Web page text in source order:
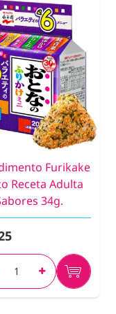
Furikake
Receta Adulta
34g.